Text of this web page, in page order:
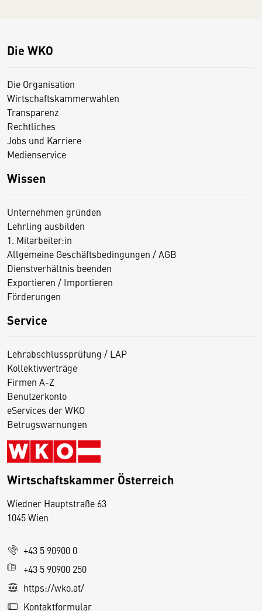
Die WKO
Die Organisation
Wirtschaftskammerwahlen
Transparenz
Rechtliches
Jobs und Karriere
Medienservice
Wissen
Unternehmen gründen
Lehrling ausbilden
1. Mitarbeiter:in
Allgemeine Geschäftsbedingungen / AGB
Dienstverhältnis beenden
Exportieren / Importieren
Förderungen
Service
Lehrabschlussprüfung / LAP
Kollektivverträge
Firmen A-Z
Benutzerkonto
eServices der WKO
Betrugswarnungen
Wirtschaftskammer Österreich
Wiedner Hauptstraße 63
1045 Wien
+43 5 90900 0
+43 5 90900 250
https://wko.at/
Kontaktformular
D
s
e
S
e